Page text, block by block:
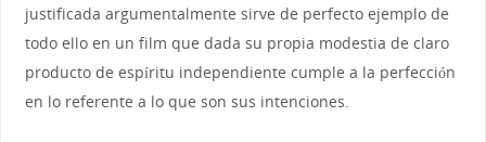
justificada argumentalmente sirve de perfecto ejemplo de
todo ello en un film que dada su propia modestia de claro
producto de espíritu independiente cumple a la perfección
en lo referente a lo que son sus intenciones.